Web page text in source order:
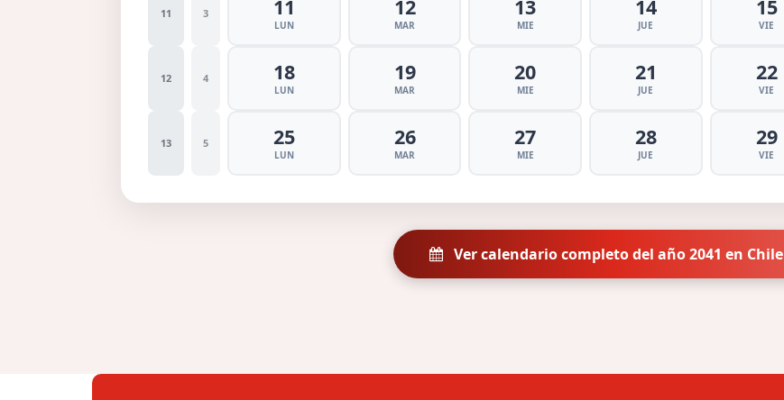
11 3 11
LUN
12
MAR
13
MIE
14
JUE
15
VIE
12 4 18
LUN
19
MAR
20
MIE
21
JUE
22
VIE
13 5 25
LUN
26
MAR
27
MIE
28
JUE
29
VIE
Ver calendario completo del año 2041 en Chile